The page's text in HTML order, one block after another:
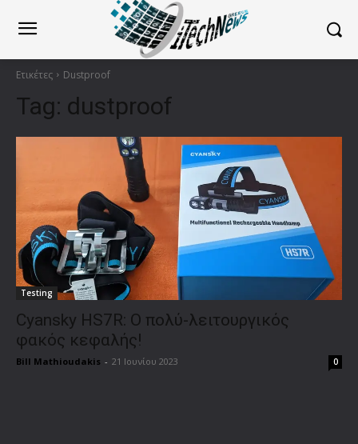
Ετικέτες Dustproof
Tag: dustproof
Testing
Cyansky HS7R: Ο πολύ-λειτουργικός
φακός κεφαλής!
Bill Mathioudakis - 21 Ιουνίου 2023 0